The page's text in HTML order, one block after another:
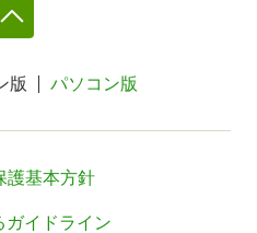
版 パソコン版
護基本方針
ガイドライン